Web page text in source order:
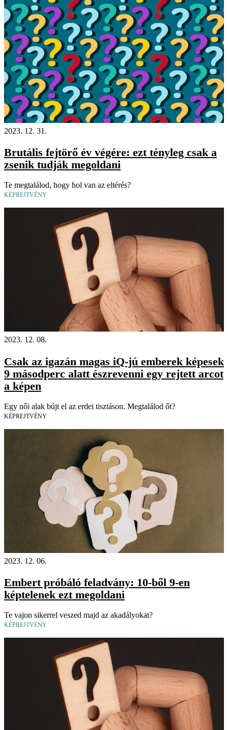
2023. 12. 31.
Brutális fejtörő év végére: ezt tényleg csak a
zsenik tudják megoldani
Te megtalálod, hogy hol van az eltérés?
KÉPREJTVÉNY
2023. 12. 08.
Csak az igazán magas iQ-jú emberek képesek
9 másodperc alatt észrevenni egy rejtett arcot
a képen
Egy női alak bújt el az erdei tisztáson. Megtalálod őt?
KÉPREJTVÉNY
2023. 12. 06.
Embert próbáló feladvány: 10-ből 9-en
képtelenek ezt megoldani
Te vajon sikerrel veszed majd az akadályokat?
KÉPREJTVÉNY